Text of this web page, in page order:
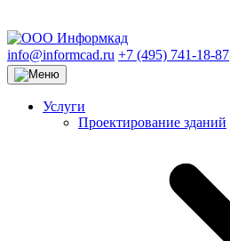
info@informcad.ru +7 (495) 741-18-87
Услуги
Проектирование зданий